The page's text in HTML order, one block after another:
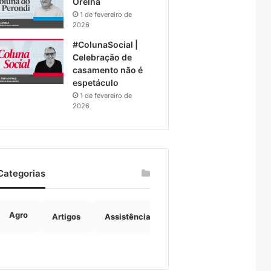
1 de fevereiro de
2026
#ColunaSocial |
Celebração de
casamento não é
espetáculo
1 de fevereiro de
2026
Agro Artigos Assistência Social